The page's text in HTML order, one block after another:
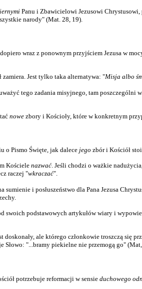
Panu i Zbawicielowi Jezusowi
narody" (Mat. 28, 19).
wraz z ponownym przyjściem Jezusa w
Jest tylko taka alternatywa: "Misja albo
tego zadania misyjnego, tam poszczególni
nowezbory i Kościoły, które w konkretnym
o Pismo Święte, jak dalece jego zbór i Kościół
Kościele nazwać. Jeśli chodzi o ważkie
raczej "wkraczać".
i posłuszeństwo dla Pana Jezusa
swoich podstawowych artykułów wiary i
ale którego członkowie troszczą się
Słowo: "...bramy piekielne nie przemogą go"
potrzebuje reformacji w sensieduchowego